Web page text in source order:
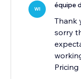
WI équipe
Thank
sorry
Pricing